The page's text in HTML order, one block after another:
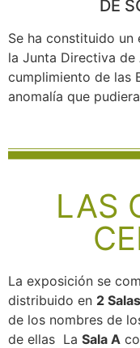
DE
Se ha constituido
la Junta Directiva de
cumplimiento de las
anomalía que
LAS
La exposición se
distribuido en 2 Salas
de los nombres de
de ellas La Sala A